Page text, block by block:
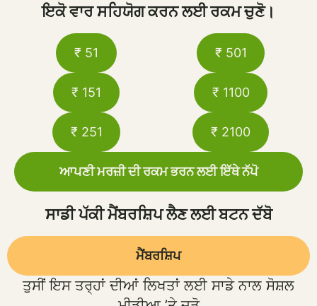
ਇਕੋ ਵਾਰ ਸਹਿਯੋਗ ਕਰਨ ਲਈ ਰਕਮ ਚੁਣੋ।
₹ 51
₹ 151
₹ 251
₹ 501
₹ 1100
₹ 2100
ਆਪਣੀ ਮਰਜ਼ੀ ਦੀ ਰਕਮ ਭਰਨ ਲਈ ਇੱਥੇ ਨੱਪੋ
ਸਾਡੀ ਪੱਕੀ ਮੈਂਬਰਸ਼ਿਪ ਲੈਣ ਲਈ ਬਟਨ ਦੱਬੋ
ਮੈਂਬਰਸ਼ਿਪ
ਤੁਸੀਂ ਇਸ ਤਰ੍ਹਾਂ ਦੀਆਂ ਲਿਖਤਾਂ ਲਈ ਸਾਡੇ ਨਾਲ ਸੋਸ਼ਲ